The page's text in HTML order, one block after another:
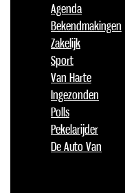
Agenda
Bekendmakingen
Zakelijk
Sport
Van Harte
Ingezonden
Polls
Pekelarijder
De Auto Van